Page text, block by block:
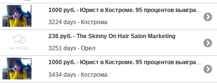
1000 руб. - Юрист в Костроме. 95 процентов выигранных дел.
3224 days - Кострома
236 руб. - The Skinny On Hair Salon Marketing
3251 days - Орел
1000 руб. - Юрист в Костроме. 95 процентов выигранных дел
3434 days - Кострома